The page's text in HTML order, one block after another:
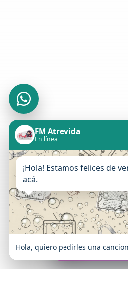
FM
En vivo
FM Atrevida
En línea
¡Hola! Estamos felices de
acá.